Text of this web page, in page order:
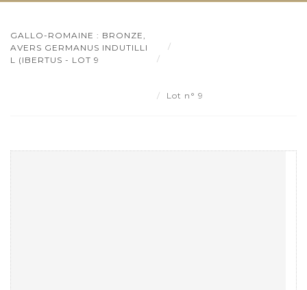
GALLO-ROMAINE : BRONZE,
AVERS GERMANUS INDUTILLI
L (IBERTUS - LOT 9
Lot n° 9